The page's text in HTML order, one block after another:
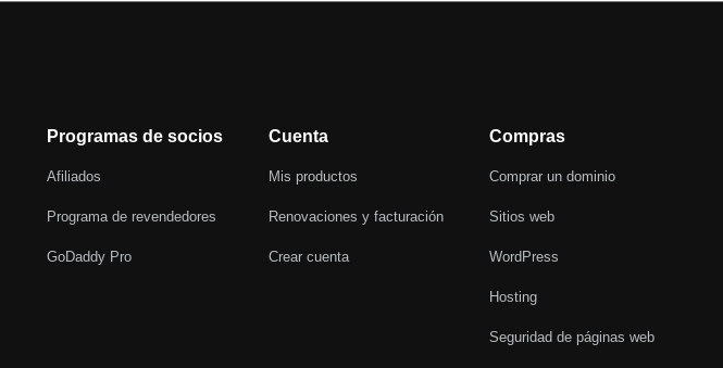
Programas de socios
Afiliados
Programa de revendedores
GoDaddy Pro
Cuenta
Mis productos
Renovaciones y facturación
Crear cuenta
Compras
Comprar un dominio
Sitios web
WordPress
Hosting
Seguridad de páginas web